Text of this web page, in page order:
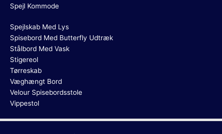
Spejl Kommode
Spejlskab Med Lys
Spisebord Med Butterfly Udtræk
Stålbord Med Vask
Stigereol
Tørreskab
Væghængt Bord
Velour Spisebordsstole
Vippestol